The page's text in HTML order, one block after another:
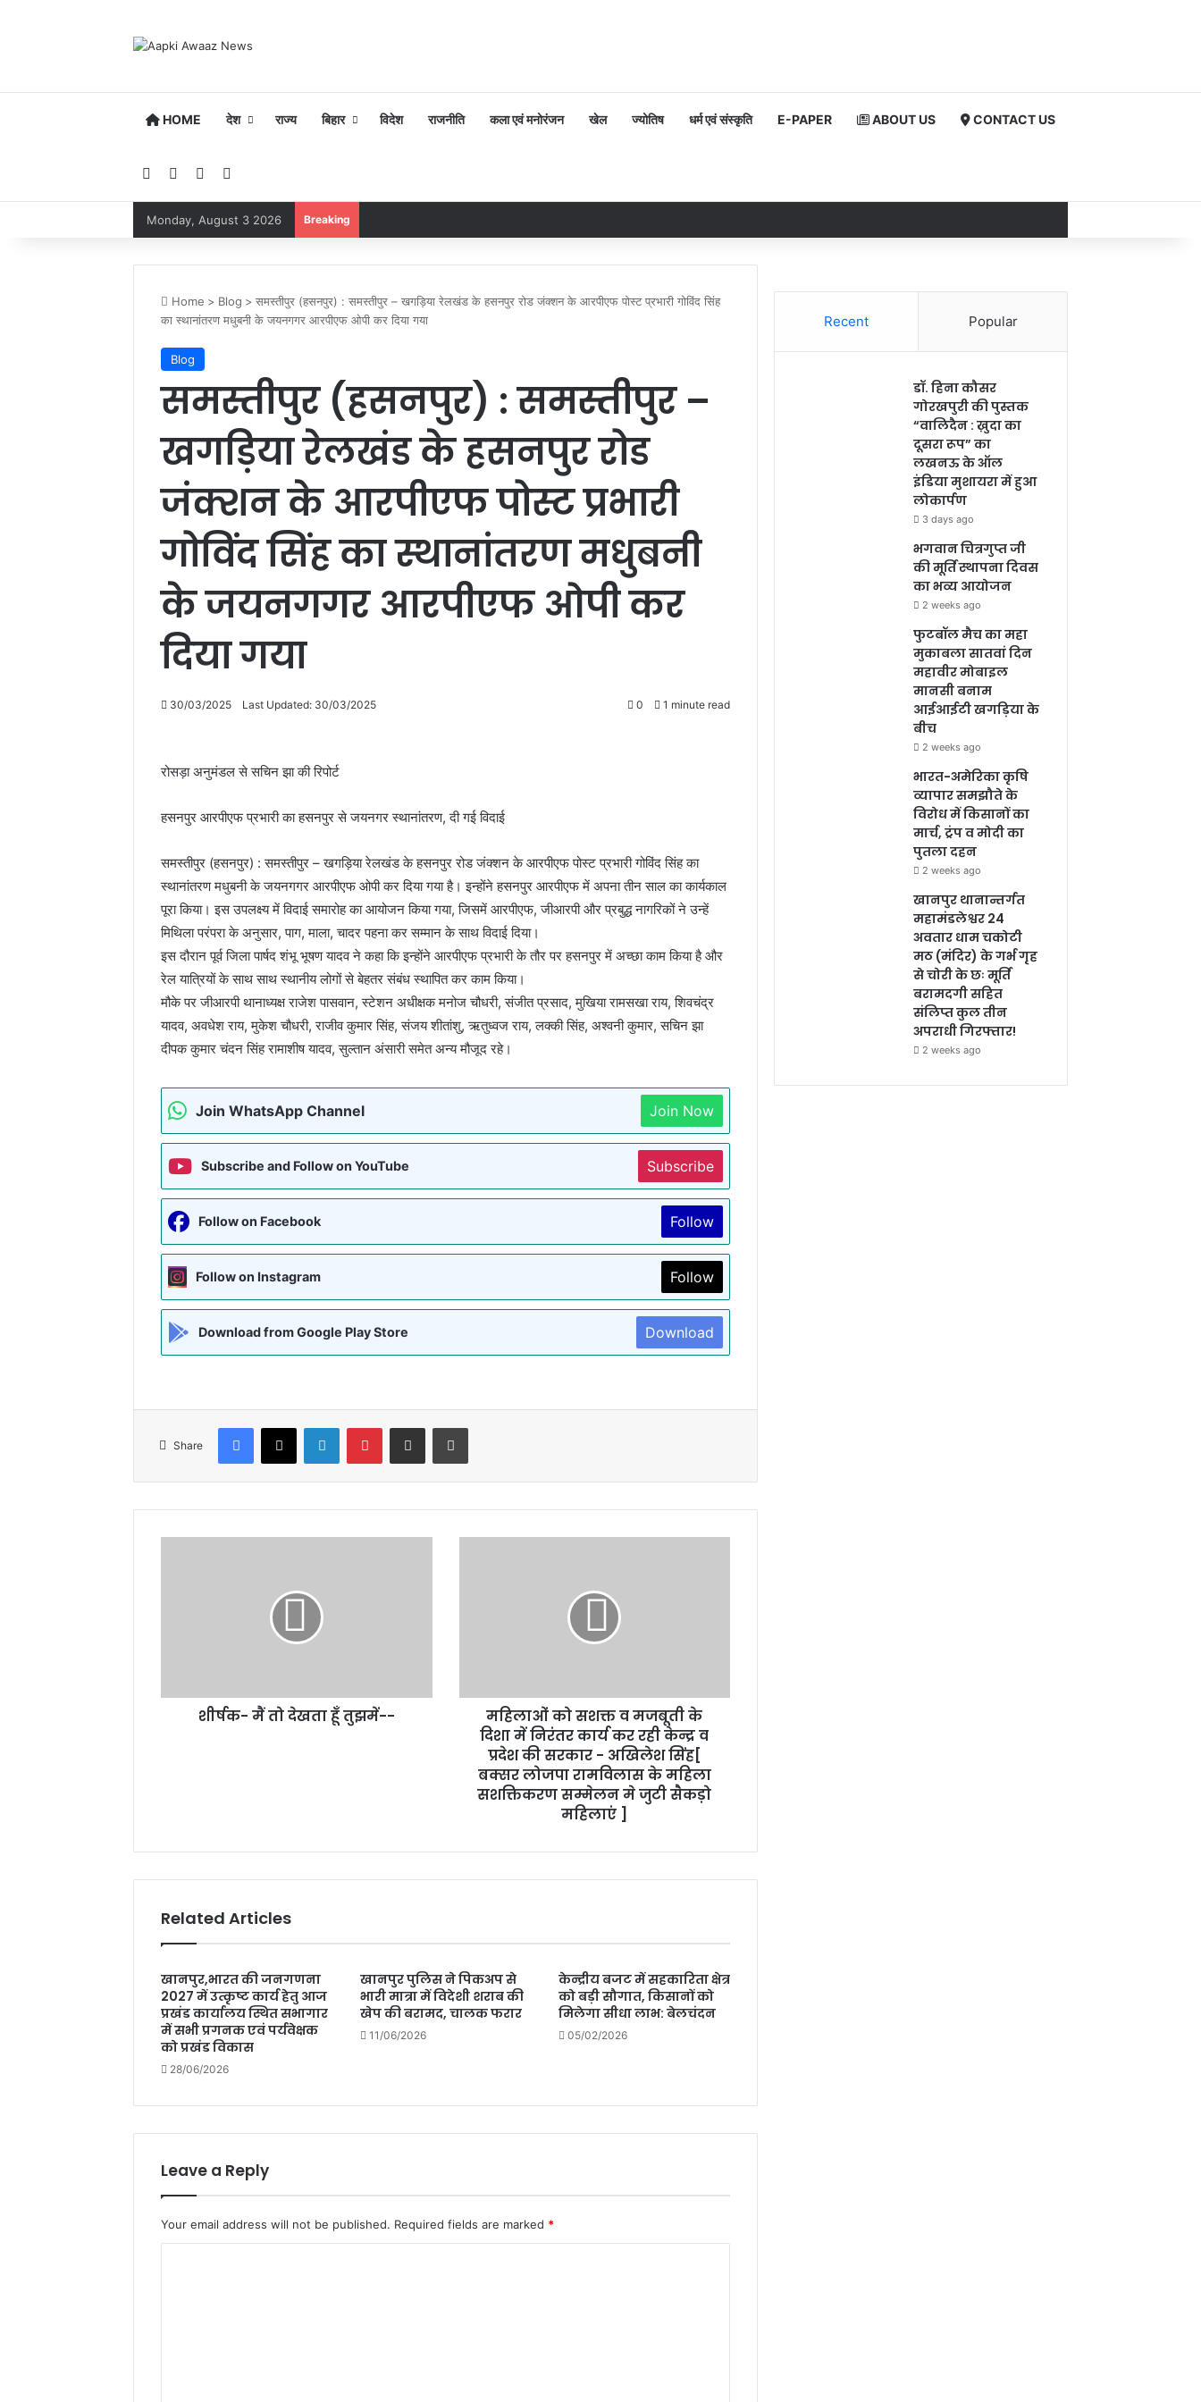
HOME देश राज्य बिहार विदेश राजनीति कला एवं मनोरंजन खेल ज्योतिष धर्म एवं संस्कृति E-PAPER ABOUT US CONTACT US
FacebookYouTubeInstagram
Monday, August 3 2026 Breaking
Home > Blog > समस्तीपुर (हसनपुर) : समस्तीपुर – खगड़िया रेलखंड के हसनपुर रोड जंक्शन के आरपीएफ पोस्ट प्रभारी गोविंद सिंह
का स्थानांतरण मधुबनी के जयनगगर आरपीएफ ओपी कर दिया गया
Blog
समस्तीपुर (हसनपुर) : समस्तीपुर –
खगड़िया रेलखंड के हसनपुर रोड
जंक्शन के आरपीएफ पोस्ट प्रभारी
गोविंद सिंह का स्थानांतरण मधुबनी
के जयनगगर आरपीएफ ओपी कर
दिया गया
30/03/2025 Last Updated: 30/03/2025 0 1 minute read
रोसड़ा अनुमंडल से सचिन झा की रिपोर्ट
हसनपुर आरपीएफ प्रभारी का हसनपुर से जयनगर स्थानांतरण, दी गई विदाई
समस्तीपुर (हसनपुर) : समस्तीपुर – खगड़िया रेलखंड के हसनपुर रोड जंक्शन के आरपीएफ पोस्ट प्रभारी गोविंद सिंह का
स्थानांतरण मधुबनी के जयनगगर आरपीएफ ओपी कर दिया गया है। इन्होंने हसनपुर आरपीएफ में अपना तीन साल का कार्यकाल
पूरा किया। इस उपलक्ष्य में विदाई समारोह का आयोजन किया गया, जिसमें आरपीएफ, जीआरपी और प्रबुद्ध नागरिकों ने उन्हें
मिथिला परंपरा के अनुसार, पाग, माला, चादर पहना कर सम्मान के साथ विदाई दिया।
इस दौरान पूर्व जिला पार्षद शंभू भूषण यादव ने कहा कि इन्होंने आरपीएफ प्रभारी के तौर पर हसनपुर में अच्छा काम किया है और
रेल यात्रियों के साथ साथ स्थानीय लोगों से बेहतर संबंध स्थापित कर काम किया।
मौके पर जीआरपी थानाध्यक्ष राजेश पासवान, स्टेशन अधीक्षक मनोज चौधरी, संजीत प्रसाद, मुखिया रामसखा राय, शिवचंद्र
यादव, अवधेश राय, मुकेश चौधरी, राजीव कुमार सिंह, संजय शीतांशु, ऋतुध्वज राय, लक्की सिंह, अश्वनी कुमार, सचिन झा
दीपक कुमार चंदन सिंह रामाशीष यादव, सुल्तान अंसारी समेत अन्य मौजूद रहे।
Join WhatsApp Channel Join Now
Subscribe and Follow on YouTube Subscribe
Follow on Facebook Follow
Follow on Instagram Follow
Download from Google Play Store Download
Share
Facebook
X LinkedInPinterestShare via Email Print
शीर्षक- मैं तो देखता हूँ तुझमें--
निरंतर
केन्द्र
अखिलेश
के
महिला
सशक्तिकरण
महिलाएं
महिलाओं को सशक्त व मजबूती के
दिशा में निरंतर कार्य कर रही केन्द्र व
प्रदेश की सरकार - अखिलेश सिंह[
बक्सर लोजपा रामविलास के महिला
सशक्तिकरण सम्मेलन मे जुटी सैकड़ो
महिलाएं ]
Related Articles
खानपुर,भारत की जनगणना
2027 में उत्कृष्ट कार्य हेतु आज
प्रखंड कार्यालय स्थित सभागार
में सभी प्रगनक एवं पर्यवेक्षक
को प्रखंड विकास
28/06/2026
खानपुर पुलिस ने पिकअप से
भारी मात्रा में विदेशी शराब की
खेप की बरामद, चालक फरार
11/06/2026
केन्द्रीय बजट में सहकारिता क्षेत्र
को बड़ी सौगात, किसानों को
मिलेगा सीधा लाभ: बेलचंदन
05/02/2026
Leave a Reply
Your email address will not be published. Required fields are marked *
Recent Popular
डॉ. हिना कौसर
गोरखपुरी की पुस्तक
“वालिदैन : ख़ुदा का
दूसरा रूप” का
लखनऊ के ऑल
इंडिया मुशायरा में हुआ
लोकार्पण
3 days ago
भगवान चित्रगुप्त जी
की मूर्ति स्थापना दिवस
का भव्य आयोजन
2 weeks ago
फुटबॉल मैच का महा
मुकाबला सातवां दिन
महावीर मोबाइल
मानसी बनाम
आईआईटी खगड़िया के
बीच
2 weeks ago
भारत-अमेरिका कृषि
व्यापार समझौते के
विरोध में किसानों का
मार्च, ट्रंप व मोदी का
पुतला दहन
2 weeks ago
खानपुर थानान्तर्गत
महामंडलेश्वर 24
अवतार धाम चकोटी
मठ (मंदिर) के गर्भ गृह
से चोरी के छः मूर्ति
बरामदगी सहित
संलिप्त कुल तीन
अपराधी गिरफ्तार!
2 weeks ago